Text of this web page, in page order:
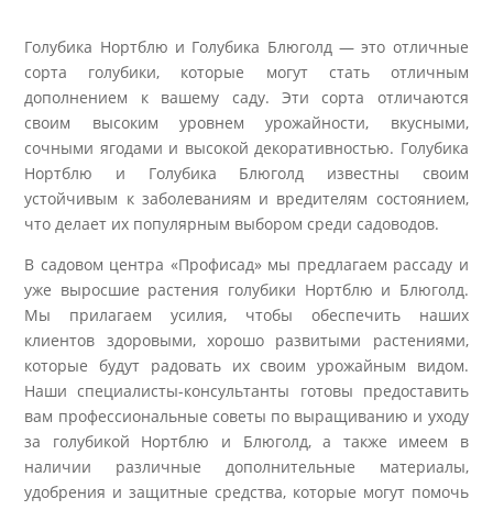
Голубика Нортблю и Голубика Блюголд — это отличные
сорта голубики, которые могут стать отличным
дополнением к вашему саду. Эти сорта отличаются
своим высоким уровнем урожайности, вкусными,
сочными ягодами и высокой декоративностью. Голубика
Нортблю и Голубика Блюголд известны своим
устойчивым к заболеваниям и вредителям состоянием,
что делает их популярным выбором среди садоводов.
В садовом центра «Профисад» мы предлагаем рассаду и
уже выросшие растения голубики Нортблю и Блюголд.
Мы прилагаем усилия, чтобы обеспечить наших
клиентов здоровыми, хорошо развитыми растениями,
которые будут радовать их своим урожайным видом.
Наши специалисты-консультанты готовы предоставить
вам профессиональные советы по выращиванию и уходу
за голубикой Нортблю и Блюголд, а также имеем в
наличии различные дополнительные материалы,
удобрения и защитные средства, которые могут помочь